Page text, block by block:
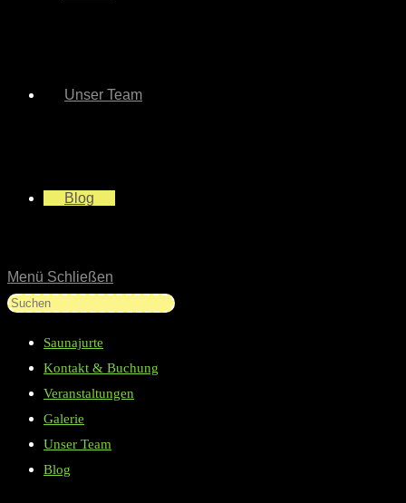
Unser Team
Blog
Menü Schließen
Diese
durchsuchen
Press
Saunajurte
Kontakt & Buchung
Veranstaltungen
Galerie
Unser Team
Blog